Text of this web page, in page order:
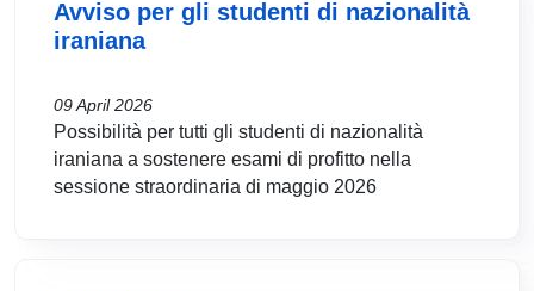
Avviso per gli studenti di nazionalità
iraniana
09 April 2026
Possibilità per tutti gli studenti di nazionalità
iraniana a sostenere esami di profitto nella
sessione straordinaria di maggio 2026